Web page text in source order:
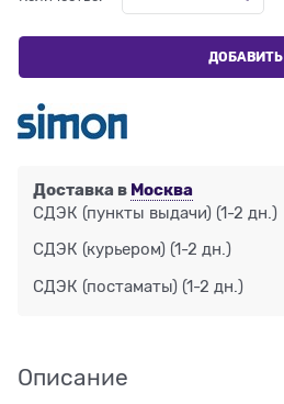
ДОБАВИТЬ
Доставка в Москва
СДЭК (пункты выдачи) (1-2 дн.)
СДЭК (курьером) (1-2 дн.)
СДЭК (постаматы) (1-2 дн.)
Описание